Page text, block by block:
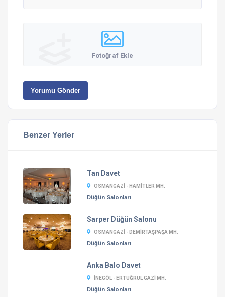
Fotoğraf Ekle
Yorumu Gönder
Benzer Yerler
Tan Davet
OSMANGAZI - HAMITLER MH.
Düğün Salonları
Sarper Düğün Salonu
OSMANGAZI - DEMIRTAŞPAŞA MH.
Düğün Salonları
Anka Balo Davet
İNEGÖL - ERTUĞRUL GAZI MH.
Düğün Salonları